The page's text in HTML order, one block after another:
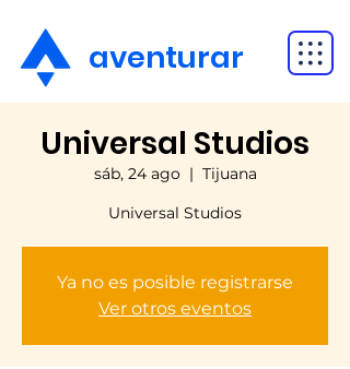
aventurar
Universal Studios
sáb, 24 ago
  |
Tijuana
Universal Studios
Ya no es posible registrarse
Ver otros eventos